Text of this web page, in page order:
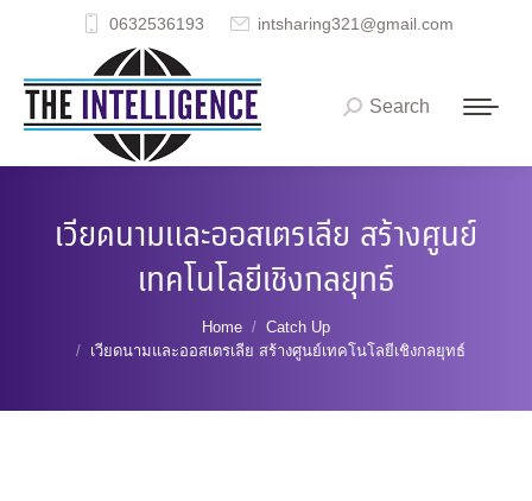
0632536193 intsharing321@gmail.com
Search:
Search
เวียดนามและออสเตรเลีย สร้างศูนย์
เทคโนโลยีเชิงกลยุทธ์
Home
Catch Up
เวียดนามและออสเตรเลีย สร้างศูนย์เทคโนโลยีเชิงกลยุทธ์